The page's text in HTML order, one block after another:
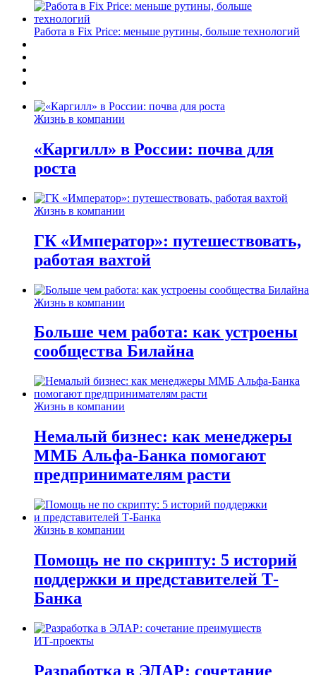
Работа в Fix Price: меньше рутины, больше технологий
Жизнь в компании
«Каргилл» в России: почва для
роста
Жизнь в компании
ГК «Император»: путешествовать,
работая вахтой
Жизнь в компании
Больше чем работа: как устроены
сообщества Билайна
Жизнь в компании
Немалый бизнес: как менеджеры
ММБ Альфа-Банка помогают
предпринимателям расти
Жизнь в компании
Помощь не по скрипту: 5 историй
поддержки и представителей Т-
Банка
ИТ-проекты
Разработка в ЭЛАР: сочетание